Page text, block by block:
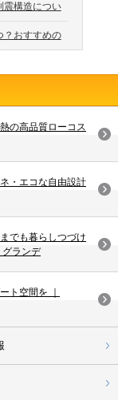
震構造につい
？おすすめの
の高品質ローコス
・エコな自由設計
でも暮らしつづけ
グランデ
ト空間を ｜